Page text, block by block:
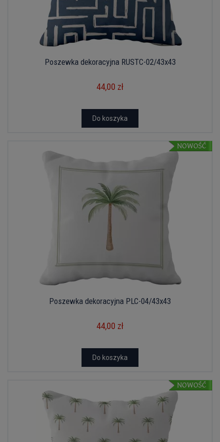
Poszewka dekoracyjna RUSTC-02/43x43
44,00 zł
Do koszyka
Poszewka dekoracyjna PLC-04/43x43
44,00 zł
Do koszyka